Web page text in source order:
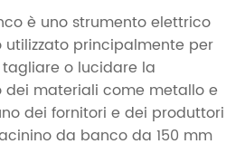
è uno strumento elettrico
utilizzato principalmente per
o lucidare la
dei materiali come metallo e
dei fornitori e dei produttori
da banco da 150 mm